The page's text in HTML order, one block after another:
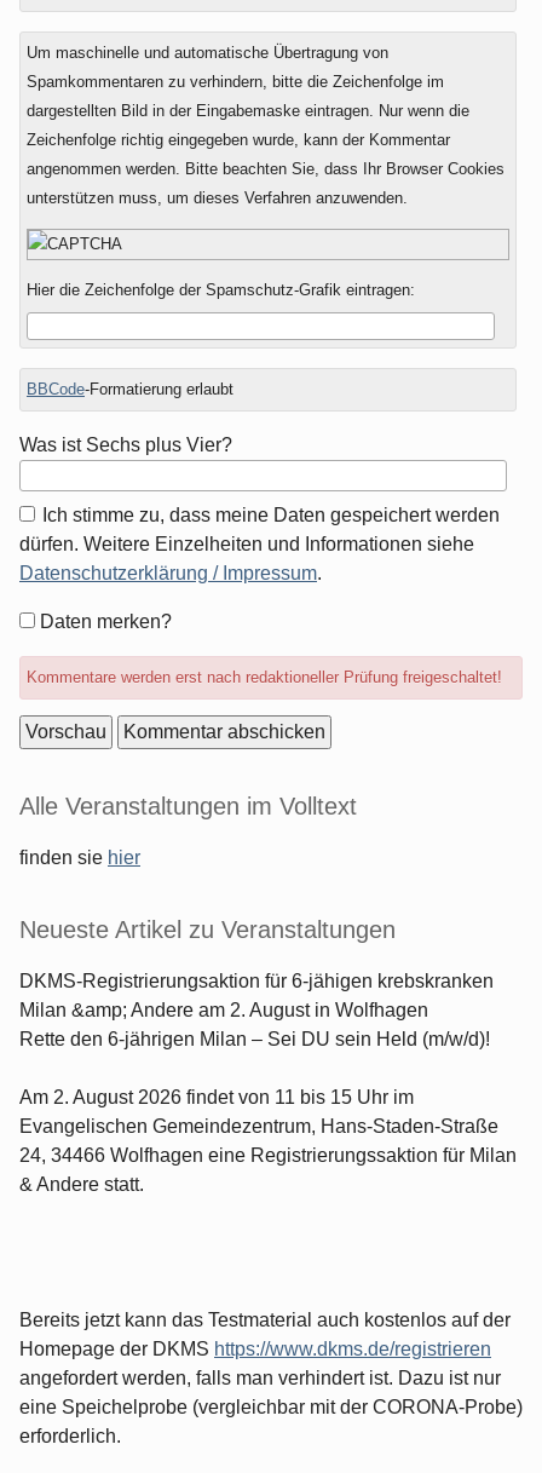
Um maschinelle und automatische Übertragung von
Spamkommentaren zu verhindern, bitte die Zeichenfolge im
dargestellten Bild in der Eingabemaske eintragen. Nur wenn die
Zeichenfolge richtig eingegeben wurde, kann der Kommentar
angenommen werden. Bitte beachten Sie, dass Ihr Browser Cookies
unterstützen muss, um dieses Verfahren anzuwenden.
Hier die Zeichenfolge der Spamschutz-Grafik eintragen:
BBCode-Formatierung erlaubt
Was ist Sechs plus Vier?
Ich stimme zu, dass meine Daten gespeichert werden
dürfen. Weitere Einzelheiten und Informationen siehe
Datenschutzerklärung / Impressum.
Formular-
Daten merken?
Kommentare werden erst nach redaktioneller Prüfung freigeschaltet!
Seitenleiste
Alle Veranstaltungen im Volltext
finden sie hier
Neueste Artikel zu Veranstaltungen
DKMS-Registrierungsaktion für 6-jähigen krebskranken
Milan &amp; Andere am 2. August in Wolfhagen
Rette den 6-jährigen Milan – Sei DU sein Held (m/w/d)!
Am 2. August 2026 findet von 11 bis 15 Uhr im
Evangelischen Gemeindezentrum, Hans-Staden-Straße
24, 34466 Wolfhagen eine Registrierungssaktion für Milan
& Andere statt.
Bereits jetzt kann das Testmaterial auch kostenlos auf der
Homepage der DKMS https://www.dkms.de/registrieren
angefordert werden, falls man verhindert ist. Dazu ist nur
eine Speichelprobe (vergleichbar mit der CORONA-Probe)
erforderlich.